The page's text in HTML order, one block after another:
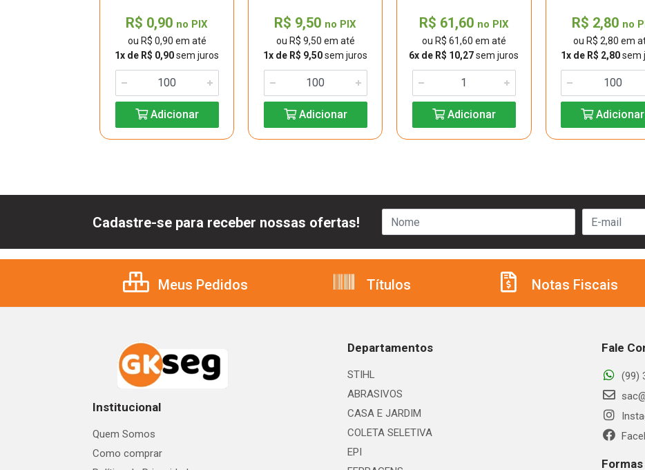
R$ 0,90 no PIX
ou R$ 0,90 em até
1x de R$ 0,90sem juros
Adicionar
R$ 9,50 no PIX
ou R$ 9,50 em até
1x de R$ 9,50sem juros
Adicionar
R$ 61,60 no PIX
ou R$ 61,60 em até
6x de R$ 10,27sem juros
Adicionar
R$ 2,80 no
ou R$ 2,80 em
1x de R$ 2,80sem
Adicionar
Cadastre-se para receber nossas ofertas!
Meus Pedidos Títulos Notas Fiscais
Institucional
Quem Somos
Como comprar
Departamentos
STIHL
ABRASIVOS
CASA E JARDIM
COLETA SELETIVA
EPI
Fale
(99)